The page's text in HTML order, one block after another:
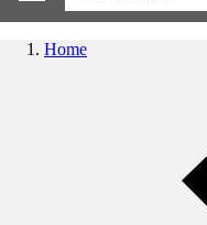
Home